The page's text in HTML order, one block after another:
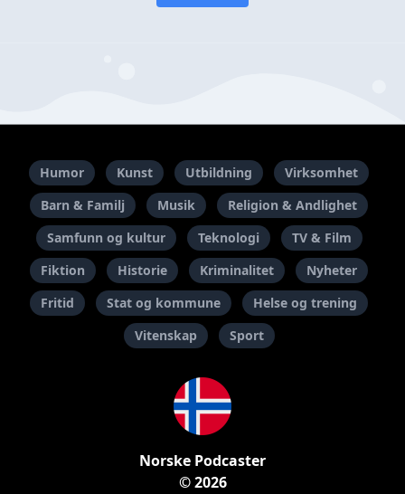
Humor Kunst Utbildning
Virksomhet
Barn & Familj
Musik
Religion & Andlighet
Samfunn og kultur
Teknologi
TV & Film
Fiktion
Historie Kriminalitet
Nyheter
Fritid
Stat og kommune
Helse og trening
Vitenskap
Sport
Norske Podcaster
© 2026